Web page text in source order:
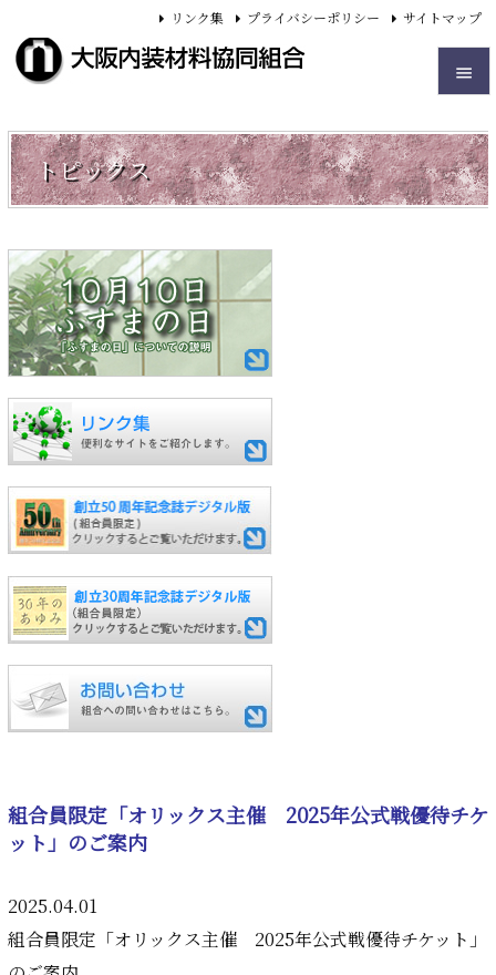

メニュ

サイド
リンク集 プライバシーポリシー サイトマップ
トピックス
組合員限定「オリックス主催 2025年公式戦優待チケ
ット」のご案内
2025.04.01
組合員限定「オリックス主催 2025年公式戦優待チケット」